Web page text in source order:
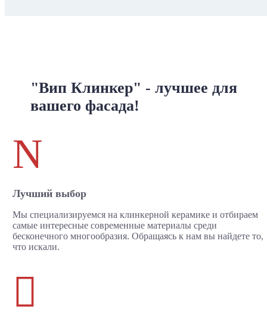
"Вип Клинкер" - лучшее для
вашего фасада!
N
Лучший выбор
Мы специализируемся на клинкерной керамике и отбираем
самые интересные современные материалы среди
бесконечного многообразия. Обращаясь к нам вы найдете то,
что искали.
